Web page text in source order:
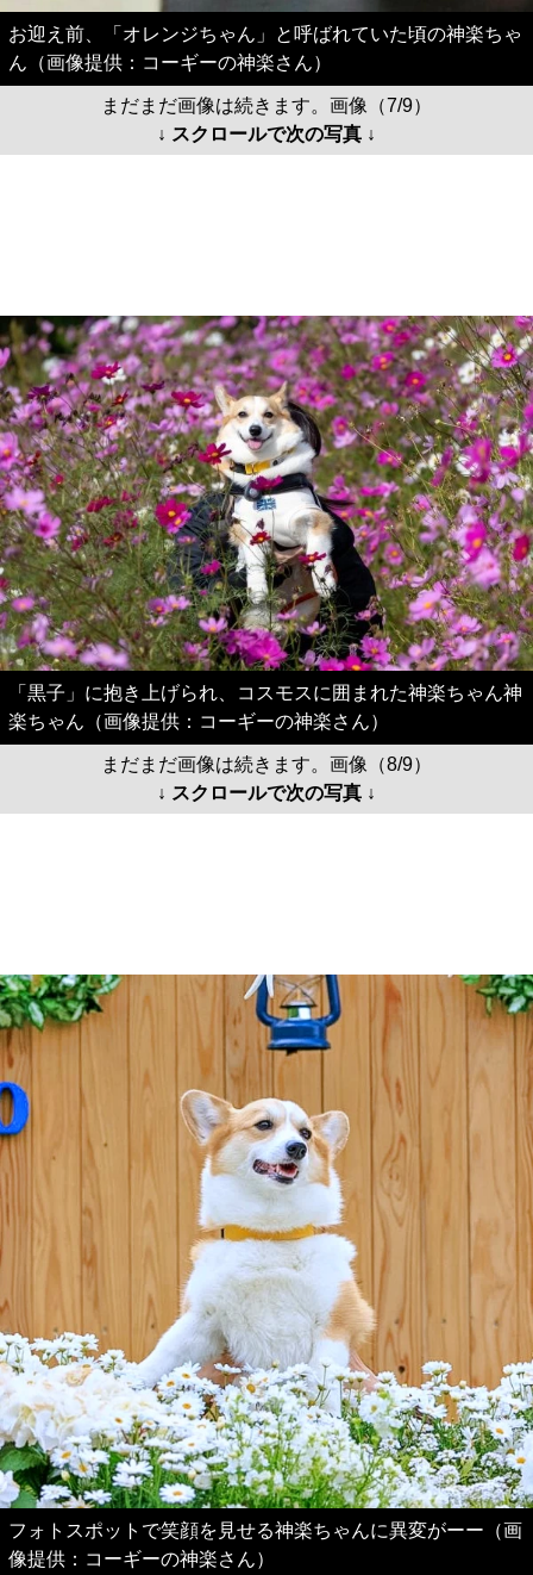
お迎え前、「オレンジちゃん」と呼ばれていた頃の神楽ちゃ
ん（画像提供：コーギーの神楽さん）
まだまだ画像は続きます。画像（7/9）
↓ スクロールで次の写真 ↓
「黒子」に抱き上げられ、コスモスに囲まれた神楽ちゃん神
楽ちゃん（画像提供：コーギーの神楽さん）
まだまだ画像は続きます。画像（8/9）
↓ スクロールで次の写真 ↓
フォトスポットで笑顔を見せる神楽ちゃんに異変がーー（画
像提供：コーギーの神楽さん）